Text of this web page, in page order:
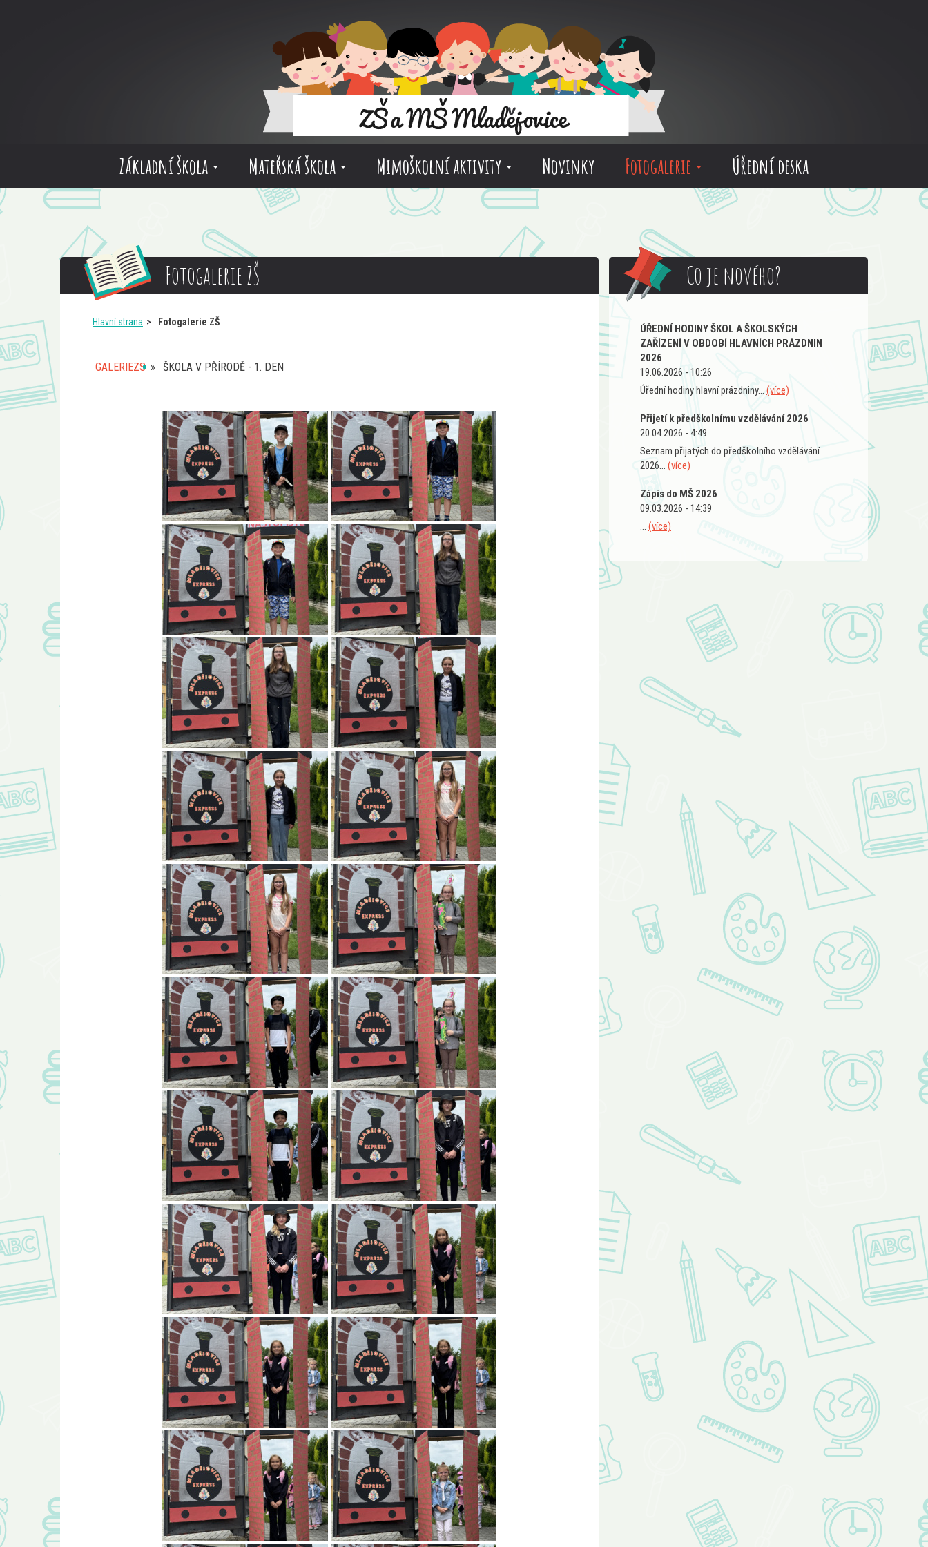
Základní škola Mateřská škola Mimoškolní aktivity Novinky Fotogalerie Úřední deska
Fotogalerie ZŠ
Hlavní strana Fotogalerie ZŠ
GALERIEZS » ŠKOLA V PŘÍRODĚ - 1. DEN
Co je nového?
ÚŘEDNÍ HODINY ŠKOL A ŠKOLSKÝCH
ZAŘÍZENÍ V OBDOBÍ HLAVNÍCH PRÁZDNIN
2026
19.06.2026 - 10:26
Úřední hodiny hlavní prázdniny... (více)
Přijetí k předškolnímu vzdělávání 2026
20.04.2026 - 4:49
Seznam přijatých do předškolního vzdělávání
2026... (více)
Zápis do MŠ 2026
09.03.2026 - 14:39
... (více)